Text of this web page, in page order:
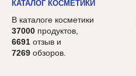
КАТАЛОГ КОСМЕТИКИ
В каталоге косметики
37000 продуктов,
6691 отзыв и
7269 обзоров.